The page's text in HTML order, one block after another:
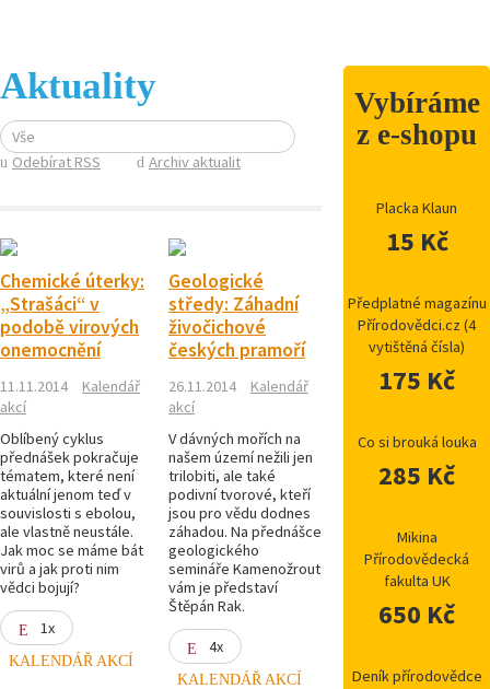
Aktuality
Vše
Odebírat RSS
Archiv aktualit
Chemické úterky:
„Strašáci“ v
podobě virových
onemocnění
11.11.2014
Kalendář
akcí
Oblíbený cyklus
přednášek pokračuje
tématem, které není
aktuální jenom teď v
souvislosti s ebolou,
ale vlastně neustále.
Jak moc se máme bát
virů a jak proti nim
vědci bojují?
1x
KALENDÁŘ AKCÍ
Geologické
středy: Záhadní
živočichové
českých pramoří
26.11.2014
Kalendář
akcí
V dávných mořích na
našem území nežili jen
trilobiti, ale také
podivní tvorové, kteří
jsou pro vědu dodnes
záhadou. Na přednášce
geologického
semináře Kamenožrout
vám je představí
Štěpán Rak.
4x
KALENDÁŘ AKCÍ
Vybíráme
z e-shopu
Placka Klaun
15 Kč
Předplatné magazínu
Přírodovědci.cz (4
vytištěná čísla)
175 Kč
Co si brouká louka
285 Kč
Mikina
Přírodovědecká
fakulta UK
650 Kč
Deník přírodovědce